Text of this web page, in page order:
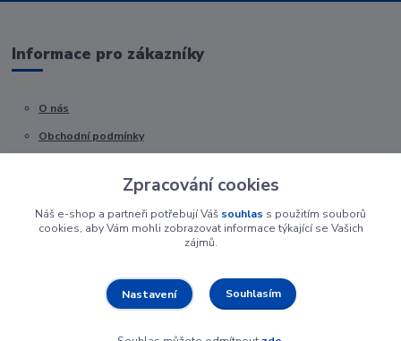
Informace pro zákazníky
O nás
Obchodní podmínky
Zpracování cookies
Náš e-shop a partneři potřebují Váš souhlas s použitím souborů
cookies, aby Vám mohli zobrazovat informace týkající se Vašich
zájmů.
Nastavení Souhlasím